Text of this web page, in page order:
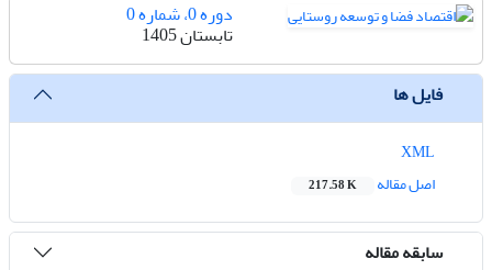
دوره 0، شماره 0
تابستان 1405
فایل ها
اصل مقاله
217.58 K
سابقه مقاله